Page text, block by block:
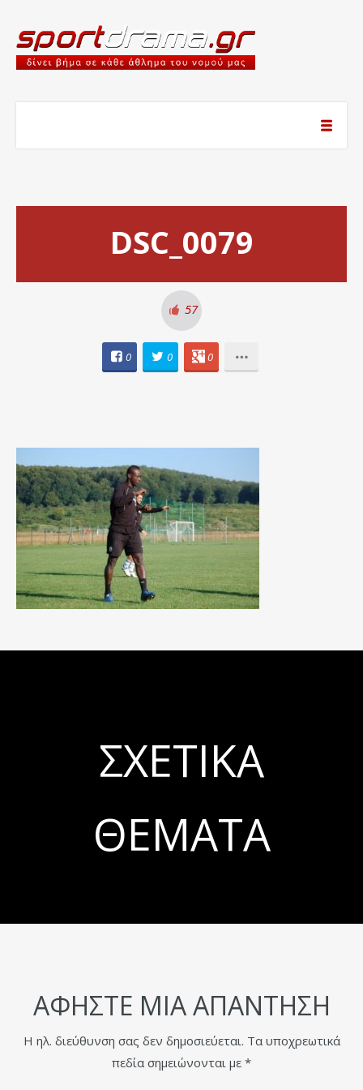
DSC_0079
57
0 0 0
ΣΧΕΤΙΚΆ
ΘΈΜΑΤΑ
ΑΦΉΣΤΕ ΜΙΑ ΑΠΆΝΤΗΣΗ
Η ηλ. διεύθυνση σας δεν δημοσιεύεται. Τα υποχρεωτικά
πεδία σημειώνονται με *